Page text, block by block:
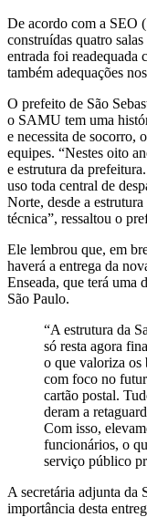
De acordo com a SEO
construídas quatro
entrada foi readequada
também adequações
O prefeito de São
o SAMU tem uma
e necessita de socorro,
equipes. “Nestes oito
e estrutura da
uso toda central de
Norte, desde a
técnica”, ressaltou o
Ele lembrou que, em
haverá a entrega da
Enseada, que terá uma
São Paulo.
“A estrutura da
só resta agora
o que valoriza os
com foco no
cartão postal.
deram a
Com isso,
funcionários, o
serviço público
A secretária adjunta da
importância desta